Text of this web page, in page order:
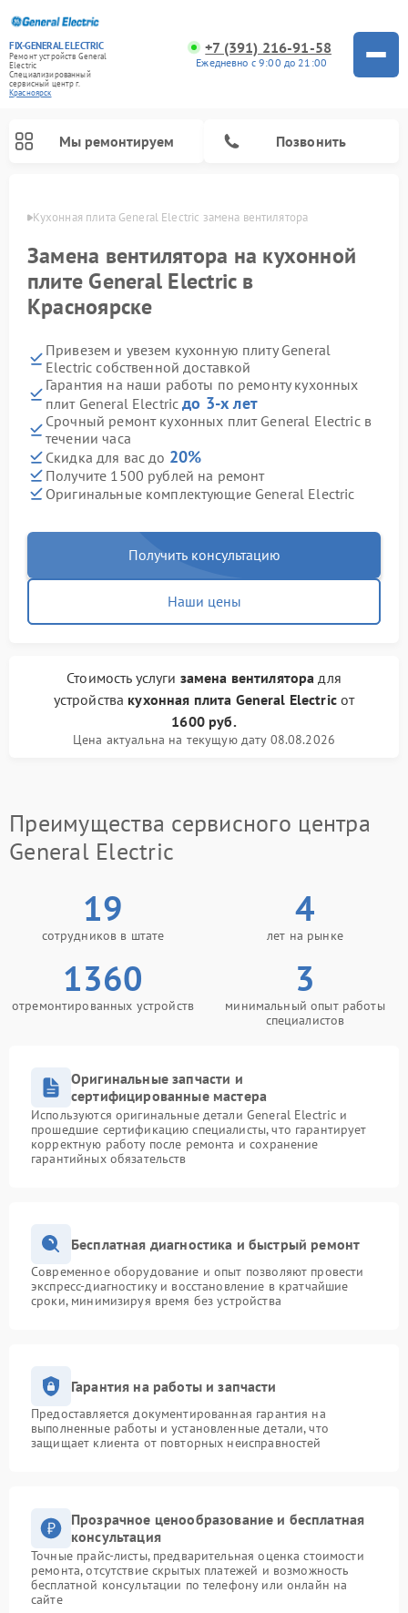
FIX-GENERAL ELECTRIC
Ремонт устройств General
Electric
Специализированный
cервисный центр г.
Красноярск
+7 (391) 216-91-58
Ежедневно с 9:00 до 21:00
Мы ремонтируем Позвонить
Кухонная плита General Electric замена вентилятора
Замена вентилятора на кухонной
плите General Electric в
Красноярске
Привезем и увезем кухонную плиту General
Electric собственной доставкой
Гарантия на наши работы по ремонту кухонных
плит General Electricдо 3-х лет
Срочный ремонт кухонных плит General Electric в
течении часа
Скидка для вас до 20%
Получите 1500 рублей на ремонт
Оригинальные комплектующие General Electric
Получить консультацию
Наши цены
Стоимость услуги замена вентилятора для
устройства кухонная плита General Electricот
1600 руб.
Цена актуальна на текущую дату 08.08.2026
Преимущества сервисного центра
General Electric
19
сотрудников в штате
4
лет на рынке
1360
отремонтированных устройств
3
минимальный опыт работы
специалистов
Оригинальные запчасти и
сертифицированные мастера
Используются оригинальные детали General Electric и
прошедшие сертификацию специалисты, что гарантирует
корректную работу после ремонта и сохранение
гарантийных обязательств
Бесплатная диагностика и быстрый ремонт
Современное оборудование и опыт позволяют провести
экспресс-диагностику и восстановление в кратчайшие
сроки, минимизируя время без устройства
Гарантия на работы и запчасти
Предоставляется документированная гарантия на
выполненные работы и установленные детали, что
защищает клиента от повторных неисправностей
Прозрачное ценообразование и бесплатная
консультация
Точные прайс-листы, предварительная оценка стоимости
ремонта, отсутствие скрытых платежей и возможность
бесплатной консультации по телефону или онлайн на
сайте